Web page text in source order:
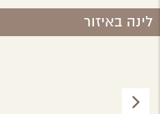
לינה באיזור